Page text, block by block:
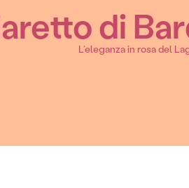
Chiaretto di
di
L’eleganza in rosa del